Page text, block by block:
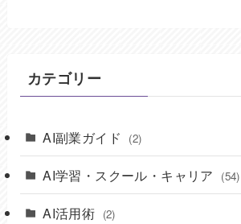
カテゴリー
AI副業ガイド (2)
AI学習・スクール・キャリア (54)
AI活用術 (2)